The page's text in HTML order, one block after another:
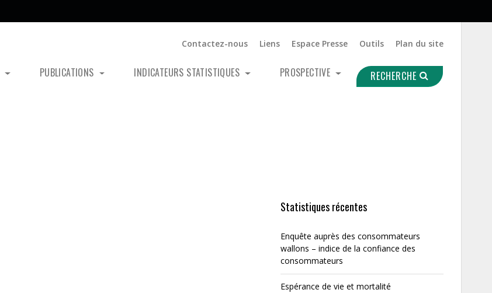
Contactez-nous Liens Espace Presse Outils Plan du site
PUBLICATIONS INDICATEURS STATISTIQUES PROSPECTIVE RECHERCHE
Statistiques récentes
Enquête auprès des consommateurs
wallons – indice de la confiance des
consommateurs
Espérance de vie et mortalité